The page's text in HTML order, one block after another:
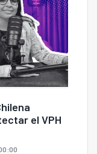
el VPH